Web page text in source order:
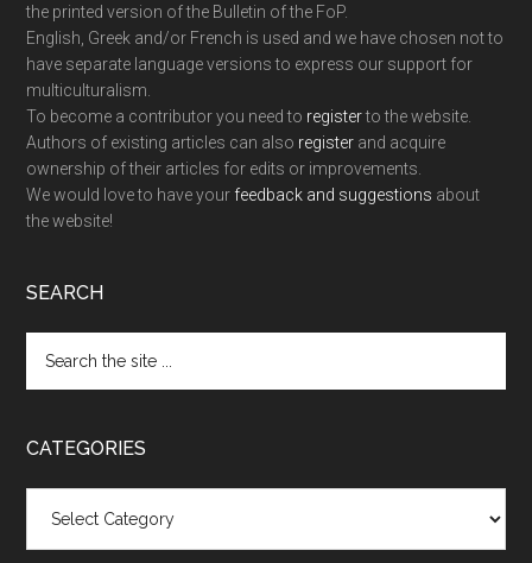
the printed version of the Bulletin of the FoP.
English, Greek and/or French is used and we have chosen not to
have separate language versions to express our support for
multiculturalism.
To become a contributor you need to registerto the website.
Authors of existing articles can also register and acquire
ownership of their articles for edits or improvements.
We would love to have your feedback and suggestions about
the website!
SEARCH
the
CATEGORIES